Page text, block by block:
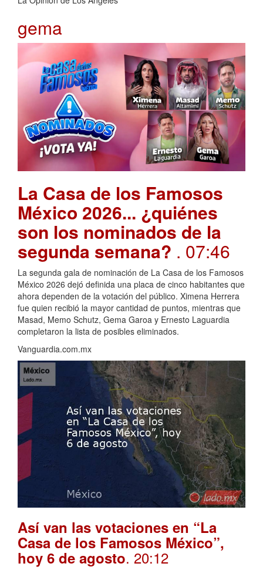
gema
La Casa de los Famosos
México 2026... ¿quiénes
son los nominados de la
segunda semana? . 07:46
La segunda gala de nominación de La Casa de los Famosos
México 2026 dejó definida una placa de cinco habitantes que
ahora dependen de la votación del público. Ximena Herrera
fue quien recibió la mayor cantidad de puntos, mientras que
Masad, Memo Schutz, Gema Garoa y Ernesto Laguardia
completaron la lista de posibles eliminados.
Vanguardia.com.mx
Así van las votaciones en “La
Casa de los Famosos México”,
hoy 6 de agosto. 20:12